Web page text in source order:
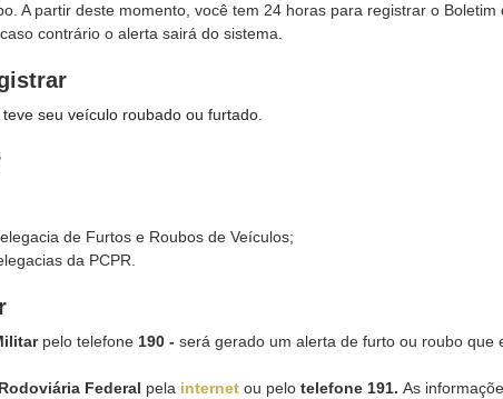
A partir deste momento, você tem 24 horas para registrar o
contrário o alerta sairá do sistema.
seu veículo roubado ou furtado.
de Furtos e Roubos de Veículos;
da PCPR.
pelo telefone 190 - será gerado um alerta de furto ou roubo que
Federal pela internet ou pelotelefone 191.As